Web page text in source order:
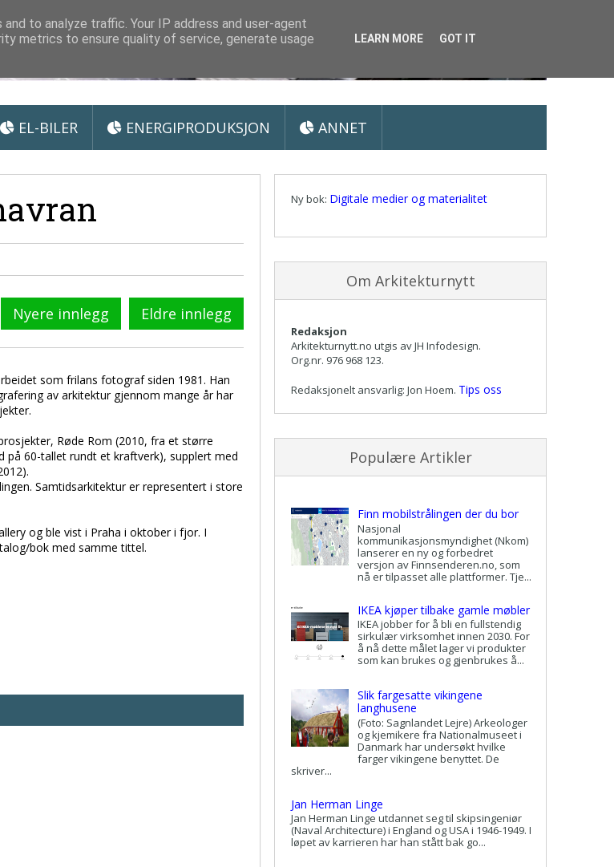
EL-BILER ENERGIPRODUKSJON ANNET
Nyere innlegg Eldre innlegg
som frilans fotograf siden 1981. Han
av arkitektur gjennom mange år har
Røde Rom (2010, fra et større
på 60-tallet rundt et kraftverk), supplert med
Samtidsarkitektur er representert i store
og ble vist i Praha i oktober i fjor. I
bok med samme tittel.
Ny bok: Digitale medier og materialitet
Om Arkitekturnytt
Redaksjon
Arkitekturnytt.no utgis av JH Infodesign.
Org.nr. 976 968 123.
Redaksjonelt ansvarlig: Jon Hoem. Tips oss
Populære Artikler
Finn mobilstrålingen der du bor
Nasjonal
kommunikasjonsmyndighet (Nkom)
lanserer en ny og forbedret
versjon av Finnsenderen.no, som
nå er tilpasset alle plattformer. Tje...
IKEA kjøper tilbake gamle møbler
IKEA jobber for å bli en fullstendig
sirkulær virksomhet innen 2030. For
å nå dette målet lager vi produkter
som kan brukes og gjenbrukes å...
Slik fargesatte vikingene
langhusene
(Foto: Sagnlandet Lejre) Arkeologer
og kjemikere fra Nationalmuseet i
Danmark har undersøkt hvilke
farger vikingene benyttet. De
skriver...
Jan Herman Linge
Jan Herman Linge utdannet seg til skipsingeniør
(Naval Architecture) i England og USA i 1946-1949. I
løpet av karrieren har han stått bak go...
to analyze traffic. Your IP address and user-agent
metrics to ensure quality of service, generate usage
LEARN MORE GOT IT